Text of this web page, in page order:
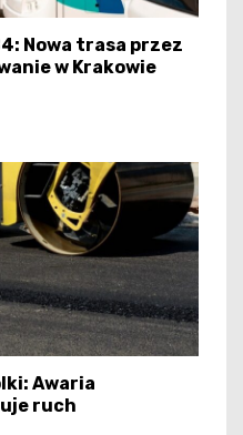
Nowa trasa przez
w Krakowie
Awaria
ruch